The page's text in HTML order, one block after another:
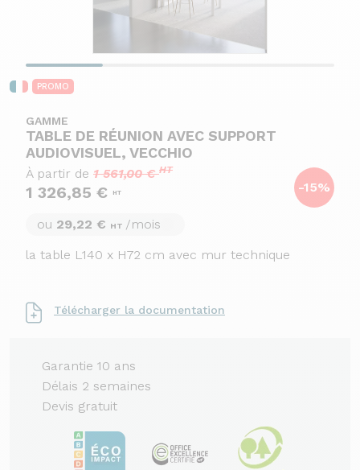
PROMO
GAMME
TABLE DE RÉUNION AVEC SUPPORT
AUDIOVISUEL, VECCHIO
-15%
À partir de 1 561,00 €HT
1 326,85 € HT
ou 29,22 € HT /mois
la table L140 x H72 cm avec mur technique
Télécharger la documentation
Garantie 10 ans
Délais 2 semaines
Devis gratuit